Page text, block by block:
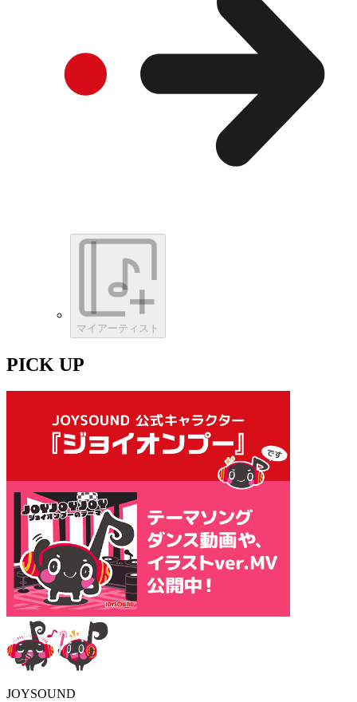
マイアーティスト
PICK UP
JOYSOUND